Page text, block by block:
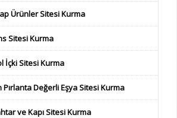
Ürünler Sitesi Kurma
Sitesi Kurma
İçki Sitesi Kurma
Pırlanta Değerli Eşya Sitesi Kurma
ve Kapı Sitesi Kurma